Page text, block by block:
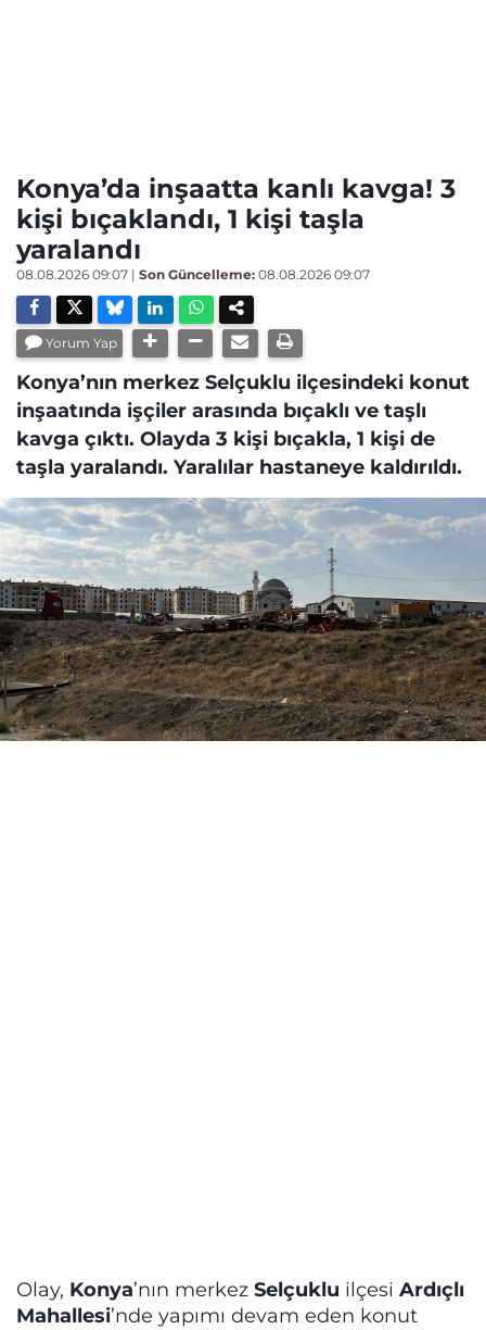
Konya’da inşaatta kanlı kavga! 3
kişi bıçaklandı, 1 kişi taşla
yaralandı
08.08.2026 09:07 | Son Güncelleme: 08.08.2026 09:07
Yorum Yap
Konya’nın merkez Selçuklu ilçesindeki konut
inşaatında işçiler arasında bıçaklı ve taşlı
kavga çıktı. Olayda 3 kişi bıçakla, 1 kişi de
taşla yaralandı. Yaralılar hastaneye kaldırıldı.
Olay, Konya’nın merkez Selçuklu ilçesi Ardıçlı
Mahallesi’nde yapımı devam eden konut